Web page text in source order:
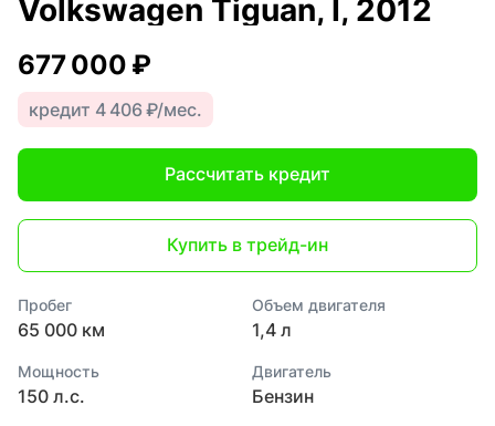
Volkswagen Tiguan, I, 2012
677 000 ₽
кредит 4 406 ₽/мес.
Рассчитать кредит
Купить в трейд-ин
Пробег
65 000 км
Объем двигателя
1,4 л
Мощность
150 л.с.
Двигатель
Бензин